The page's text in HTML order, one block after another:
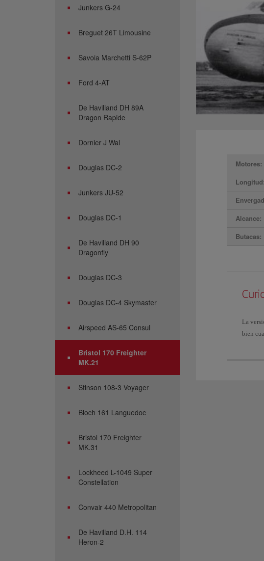
Motores:
Longitud:
Alcance:
Butacas:
La
bien
Junkers G-24
Breguet 26T Limousine
Savoia Marchetti S-62P
Ford 4-AT
De Havilland DH 89A
Dragon Rapide
Dornier J Wal
Douglas DC-2
Junkers JU-52
Douglas DC-1
De Havilland DH 90
Dragonfly
Douglas DC-3
Douglas DC-4 Skymaster
Airspeed AS-65 Consul
Bristol 170 Freighter
MK.21
Stinson 108-3 Voyager
Bloch 161 Languedoc
Bristol 170 Freighter
MK.31
Lockheed L-1049 Super
Constellation
Convair 440 Metropolitan
De Havilland D.H. 114
Heron-2